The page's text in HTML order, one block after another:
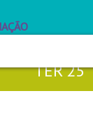
TER25